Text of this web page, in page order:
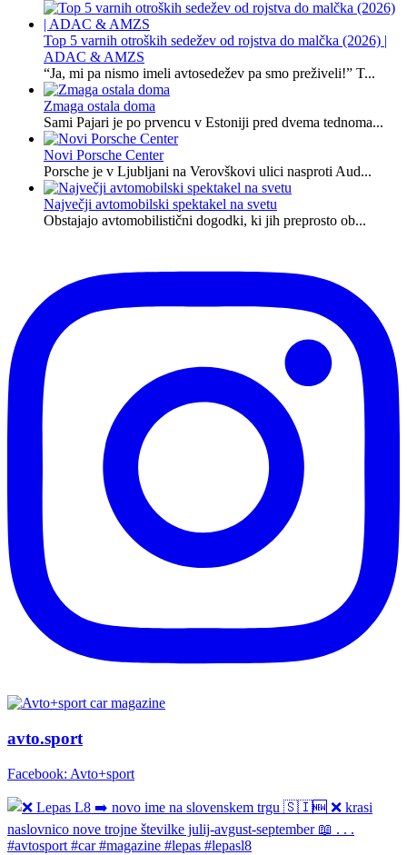
Top 5 varnih otroških sedežev od rojstva do malčka (2026) |
ADAC & AMZS
“Ja, mi pa nismo imeli avtosedežev pa smo preživeli!” T...
Zmaga ostala doma
Sami Pajari je po prvencu v Estoniji pred dvema tednoma...
Novi Porsche Center
Porsche je v Ljubljani na Verovškovi ulici nasproti Aud...
Največji avtomobilski spektakel na svetu
Obstajajo avtomobilistični dogodki, ki jih preprosto ob...
avto.sport
Facebook: Avto+sport